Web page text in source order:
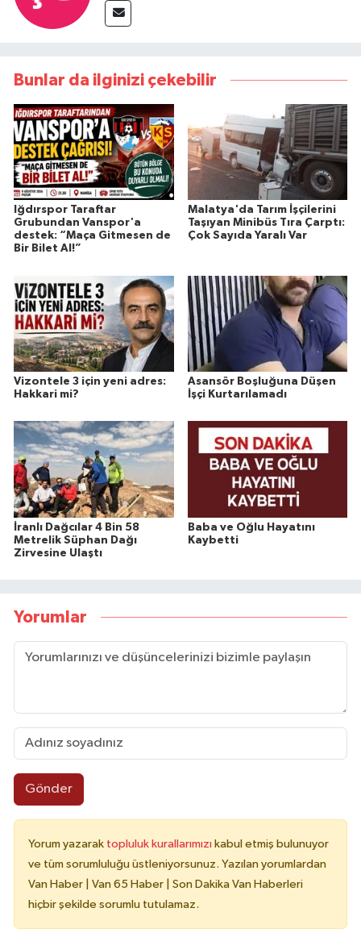
Bunlar da ilginizi çekebilir
Iğdırspor Taraftar
Grubundan Vanspor'a
destek: “Maça Gitmesen de
Bir Bilet Al!”
Malatya'da Tarım İşçilerini
Taşıyan Minibüs Tıra Çarptı:
Çok Sayıda Yaralı Var
Vizontele 3 için yeni adres:
Hakkari mi?
Asansör Boşluğuna Düşen
İşçi Kurtarılamadı
İranlı Dağcılar 4 Bin 58
Metrelik Süphan Dağı
Zirvesine Ulaştı
Baba ve Oğlu Hayatını
Kaybetti
Yorumlar
Gönder
Yorum yazarak topluluk kurallarımızı kabul etmiş bulunuyor
ve tüm sorumluluğu üstleniyorsunuz. Yazılan yorumlardan
Van Haber | Van 65 Haber | Son Dakika Van Haberleri
hiçbir şekilde sorumlu tutulamaz.